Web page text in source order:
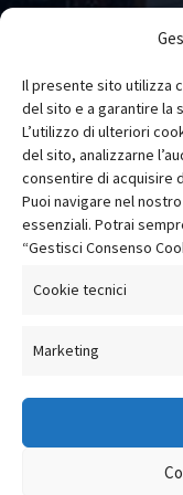
Il presente sito utilizza
del sito e a garantire la
L’utilizzo di ulteriori
del sito, analizzarne
consentire di acquisire
Puoi navigare nel
essenziali. Potrai
“Gestisci Consenso
Cookie tecnici
Marketing
Fai clic